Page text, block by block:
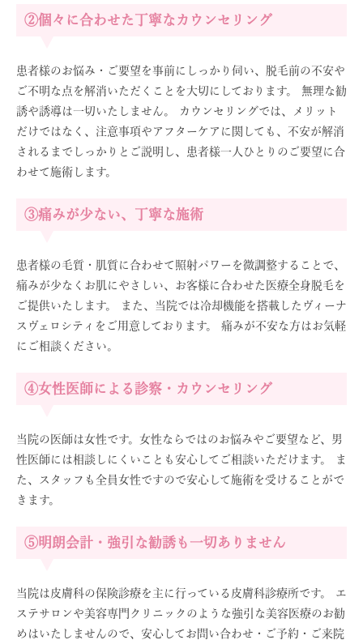
②個々に合わせた丁寧なカウンセリング
患者様のお悩み・ご要望を事前にしっかり伺い、脱毛前の不安や
ご不明な点を解消いただくことを大切にしております。 無理な勧
誘や誘導は一切いたしません。 カウンセリングでは、メリット
だけではなく、注意事項やアフターケアに関しても、不安が解消
されるまでしっかりとご説明し、患者様一人ひとりのご要望に合
わせて施術します。
③痛みが少ない、丁寧な施術
患者様の毛質・肌質に合わせて照射パワーを微調整することで、
痛みが少なくお肌にやさしい、お客様に合わせた医療全身脱毛を
ご提供いたします。 また、当院では冷却機能を搭載したヴィーナ
スヴェロシティをご用意しております。 痛みが不安な方はお気軽
にご相談ください。
④女性医師による診察・カウンセリング
当院の医師は女性です。女性ならではのお悩みやご要望など、男
性医師には相談しにくいことも安心してご相談いただけます。 ま
た、スタッフも全員女性ですので安心して施術を受けることがで
きます。
⑤明朗会計・強引な勧誘も一切ありません
当院は皮膚科の保険診療を主に行っている皮膚科診療所です。 エ
ステサロンや美容専門クリニックのような強引な美容医療のお勧
めはいたしませんので、安心してお問い合わせ・ご予約・ご来院